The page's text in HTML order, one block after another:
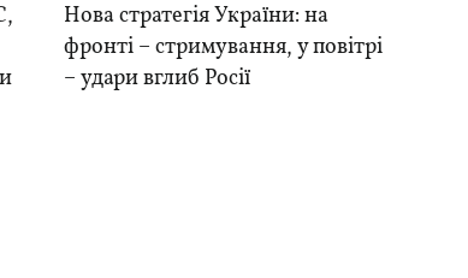
Нова стратегія України: на
фронті – стримування, у повітрі
– удари вглиб Росії